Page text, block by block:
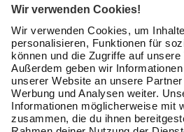
Ich möchte auf mich
(inklusive den Newsletter)
bin mit derNutzung meiner
Daten durch hagebau, die E-
Analyse meines E-Mail-
Zusammenführung und